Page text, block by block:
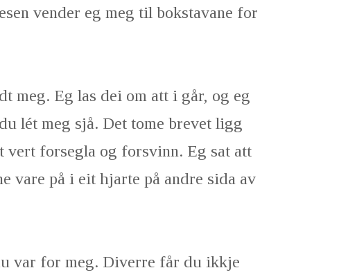
vender eg meg til bokstavane for
meg. Eg las dei om att i går, og eg
lét meg sjå. Det tome brevet ligg
vert forsegla og forsvinn. Eg sat att
vare på i eit hjarte på andre sida av
var for meg. Diverre får du ikkje